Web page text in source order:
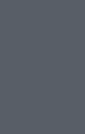
A Bibbona la finale